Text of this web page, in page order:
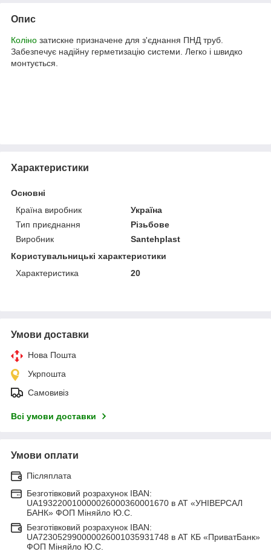
Опис
Коліно затискне призначене для з'єднання ПНД труб.
Забезпечує надійну герметизацію системи. Легко і швидко
монтується.
Характеристики
Основні
Країна виробник
Україна
Тип приєднання
Різьбове
Виробник
Santehplast
Користувальницькі характеристики
Характеристика
20
Умови доставки
Нова Пошта
Укрпошта
Самовивіз
Всі умови доставки
Умови оплати
Післяплата
Безготівковий розрахунок IBAN:
UA193220010000026000360001670 в АТ «УНІВЕРСАЛ
БАНК» ФОП Міняйло Ю.С.
Безготівковий розрахунок IBAN:
UA723052990000026001035931748 в АТ КБ «ПриватБанк»
ФОП Міняйло Ю.С.